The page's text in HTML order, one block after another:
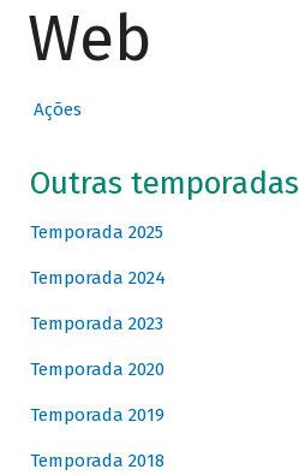
Web
Ações
Outras temporadas
Temporada 2025
Temporada 2024
Temporada 2023
Temporada 2020
Temporada 2019
Temporada 2018